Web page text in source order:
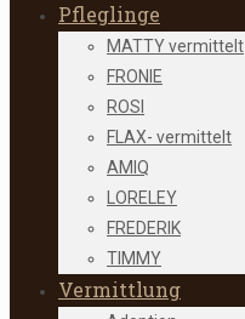
Pfleglinge
MATTY vermittelt
FRONIE
ROSI
FLAX- vermittelt
AMIQ
LORELEY
FREDERIK
TIMMY
Vermittlung